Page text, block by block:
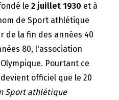
le 2 juillet 1930 et à
de Sport athlétique
de la fin des années 40
80, l'association
Pourtant ce
officiel que le 20
Sport athlétique